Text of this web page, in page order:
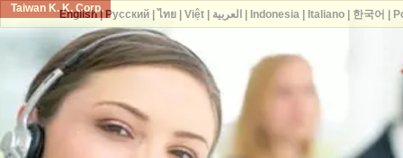
Taiwan K. K. Corp.
English| Русский| ไทย| Việt| العربية Indonesia| Italiano| 한국어